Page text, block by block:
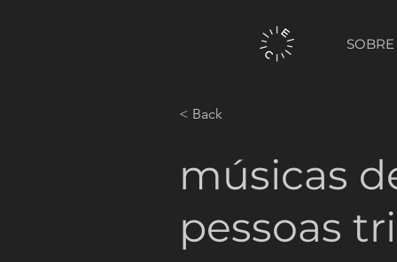
< Back
músicas
pessoas